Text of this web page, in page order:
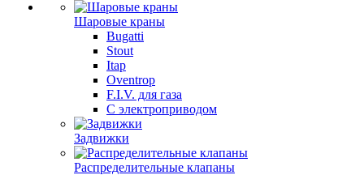
Шаровые краны
Bugatti
Stout
Itap
Oventrop
F.I.V. для газа
С электроприводом
Задвижки
Распределительные клапаны